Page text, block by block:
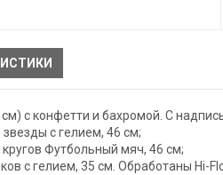
с конфетти и бахромой. С
с гелием, 46 см;
Футбольный мяч, 46 см;
с гелием, 35 см. Обработаны Hi-